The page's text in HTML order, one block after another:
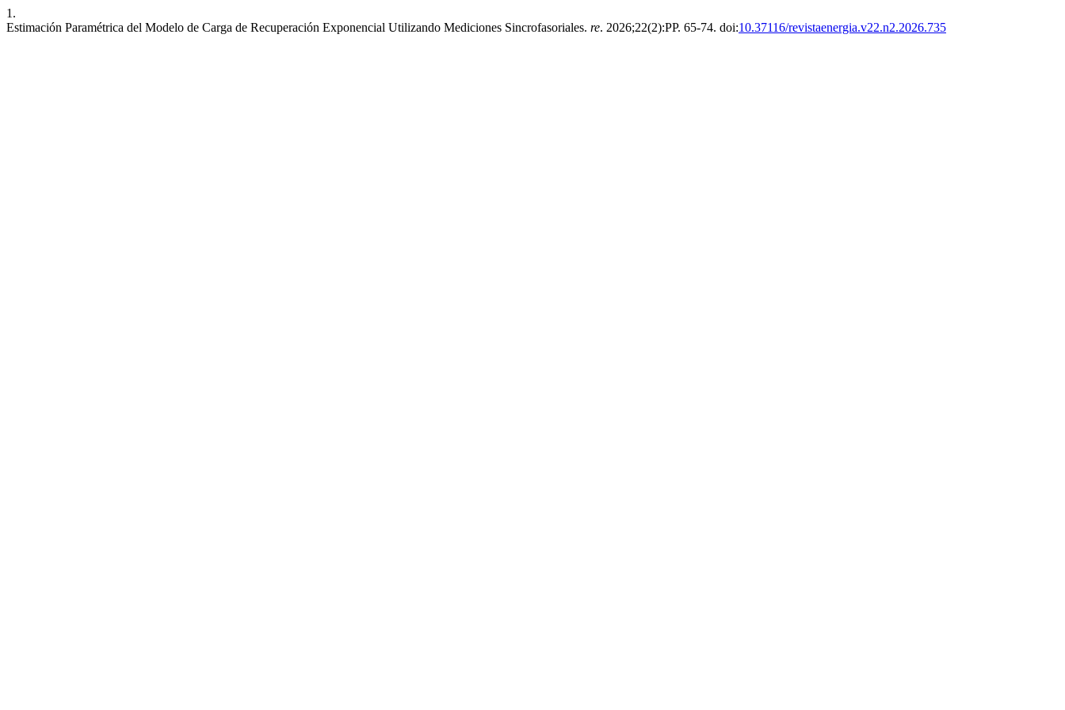
1.
Estimación Paramétrica del Modelo de Carga de Recuperación Exponencial Utilizando Mediciones Sincrofasoriales. re. 2026;22(2):PP. 65-74. doi:10.37116/revistaenergia.v22.n2.2026.735